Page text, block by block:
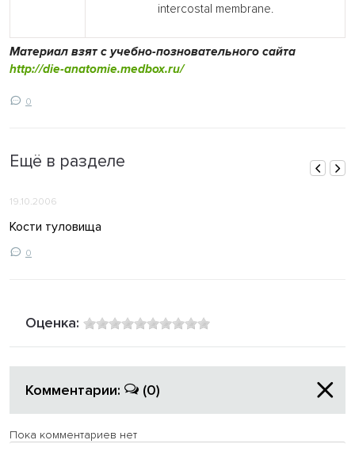
intercostal membrane.
Материал взят с учебно-позновательного сайта
http://die-anatomie.medbox.ru/
0
Ещё в разделе
19.10.2006
Кости туловища
0
Оценка:
Комментарии: (0)
Пока комментариев нет